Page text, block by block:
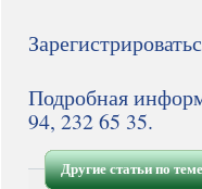
Подробная
94, 232 65 35.
Другие статьи по